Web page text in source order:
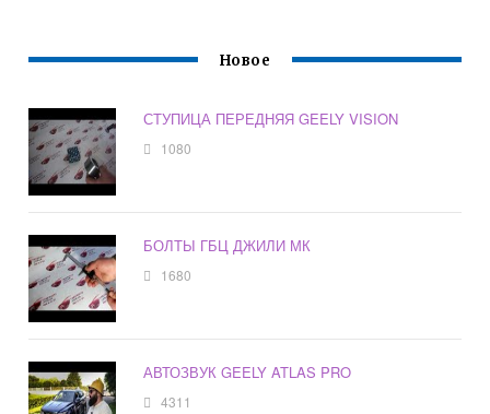
Новое
СТУПИЦА ПЕРЕДНЯЯ GEELY VISION
1080
БОЛТЫ ГБЦ ДЖИЛИ МК
1680
АВТОЗВУК GEELY ATLAS PRO
4311